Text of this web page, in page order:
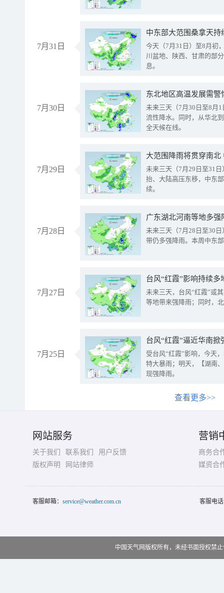
7月31日
中东部大范围桑拿天
今天（7月31日）至8月初
川盆地、陕西、甘肃的部
息。
7月30日
东北地区高温发展需
未来三天（7月30日至8月
流性降水。同时，从华北
全天候在线。
7月29日
大范围降雨将贯穿南
未来三天（7月29日至31
抬、大陆高压东移，中东
续。
7月28日
广东湖北河南等地多
未来三天（7月28日至30
带仍多强降雨。本周中东
7月27日
台风“红霞”影响持续
未来三天，台风“红霞”或
等地带来强降雨；同时，
7月25日
台风“红霞”逼近华南
受台风“红霞”影响，今天
特大暴雨；明天，【湖南
现强降雨。
查看更多>>
网站服务
关于我们 联系我们
用户反馈
版权声明
网站律师
营销
商务合
媒资合
客服邮箱： service@weather.com.cn 客服电
中国天气网版权所有，未经书面授权